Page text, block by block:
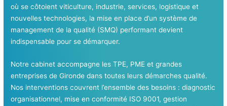
où se côtoient viticulture, industrie, services, logistique et
nouvelles technologies, la mise en place d’un système de
management de la qualité (SMQ) performant devient
indispensable pour se démarquer.
Notre cabinet accompagne les TPE, PME et grandes
entreprises de Gironde dans toutes leurs démarches qualité.
Nos interventions couvrent l’ensemble des besoins : diagnostic
organisationnel, mise en conformité ISO 9001, gestion